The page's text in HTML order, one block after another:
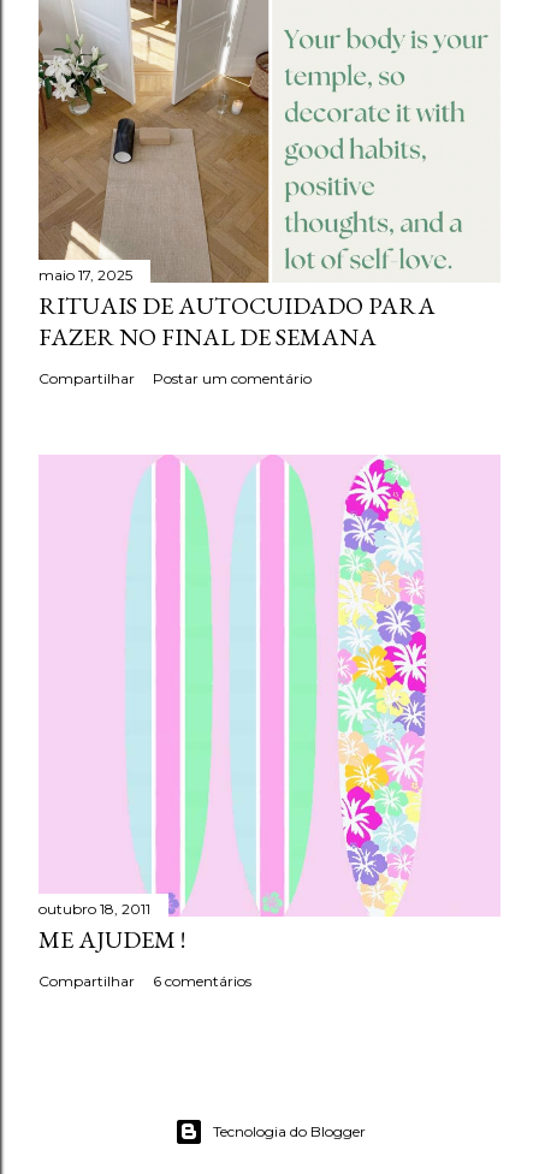
maio 17, 2025
RITUAIS DE AUTOCUIDADO PARA
FAZER NO FINAL DE SEMANA
Compartilhar Postar um comentário
outubro 18, 2011
ME AJUDEM !
Compartilhar 6 comentários
Tecnologia do Blogger